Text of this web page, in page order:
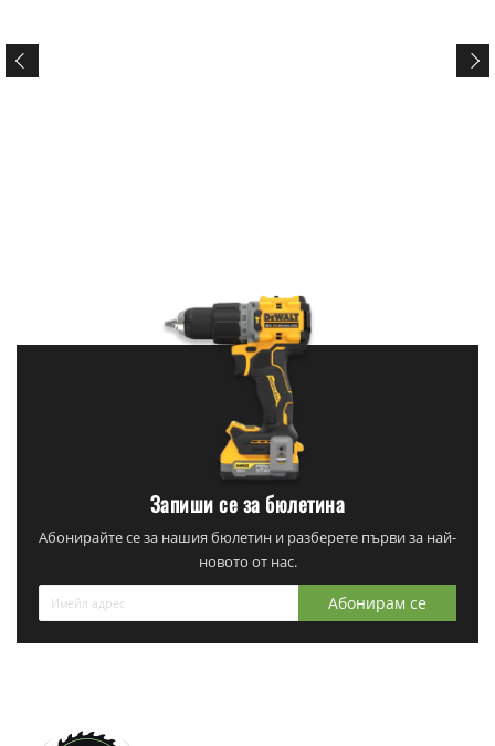
Запиши се за бюлетина
Абонирайте се за нашия бюлетин и разберете първи за най-
новото от нас.
Абонирам се